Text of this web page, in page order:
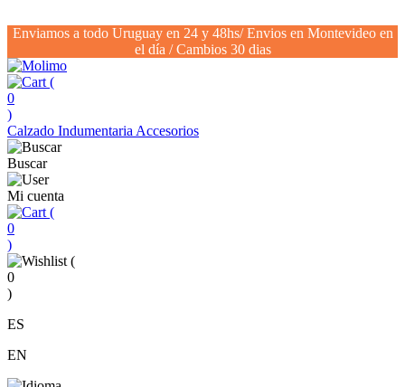
Enviamos a todo Uruguay en 24 y 48hs/ Envios en Montevideo en
el día / Cambios 30 dias
(
0
)
Calzado Indumentaria Accesorios
Buscar
Mi cuenta
(
0
)
(
0
)
ES
EN